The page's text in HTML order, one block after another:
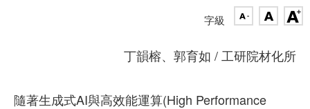
字級
丁韻榕、郭育如 / 工研院材化所
隨著生成式AI與高效能運算(High Performance